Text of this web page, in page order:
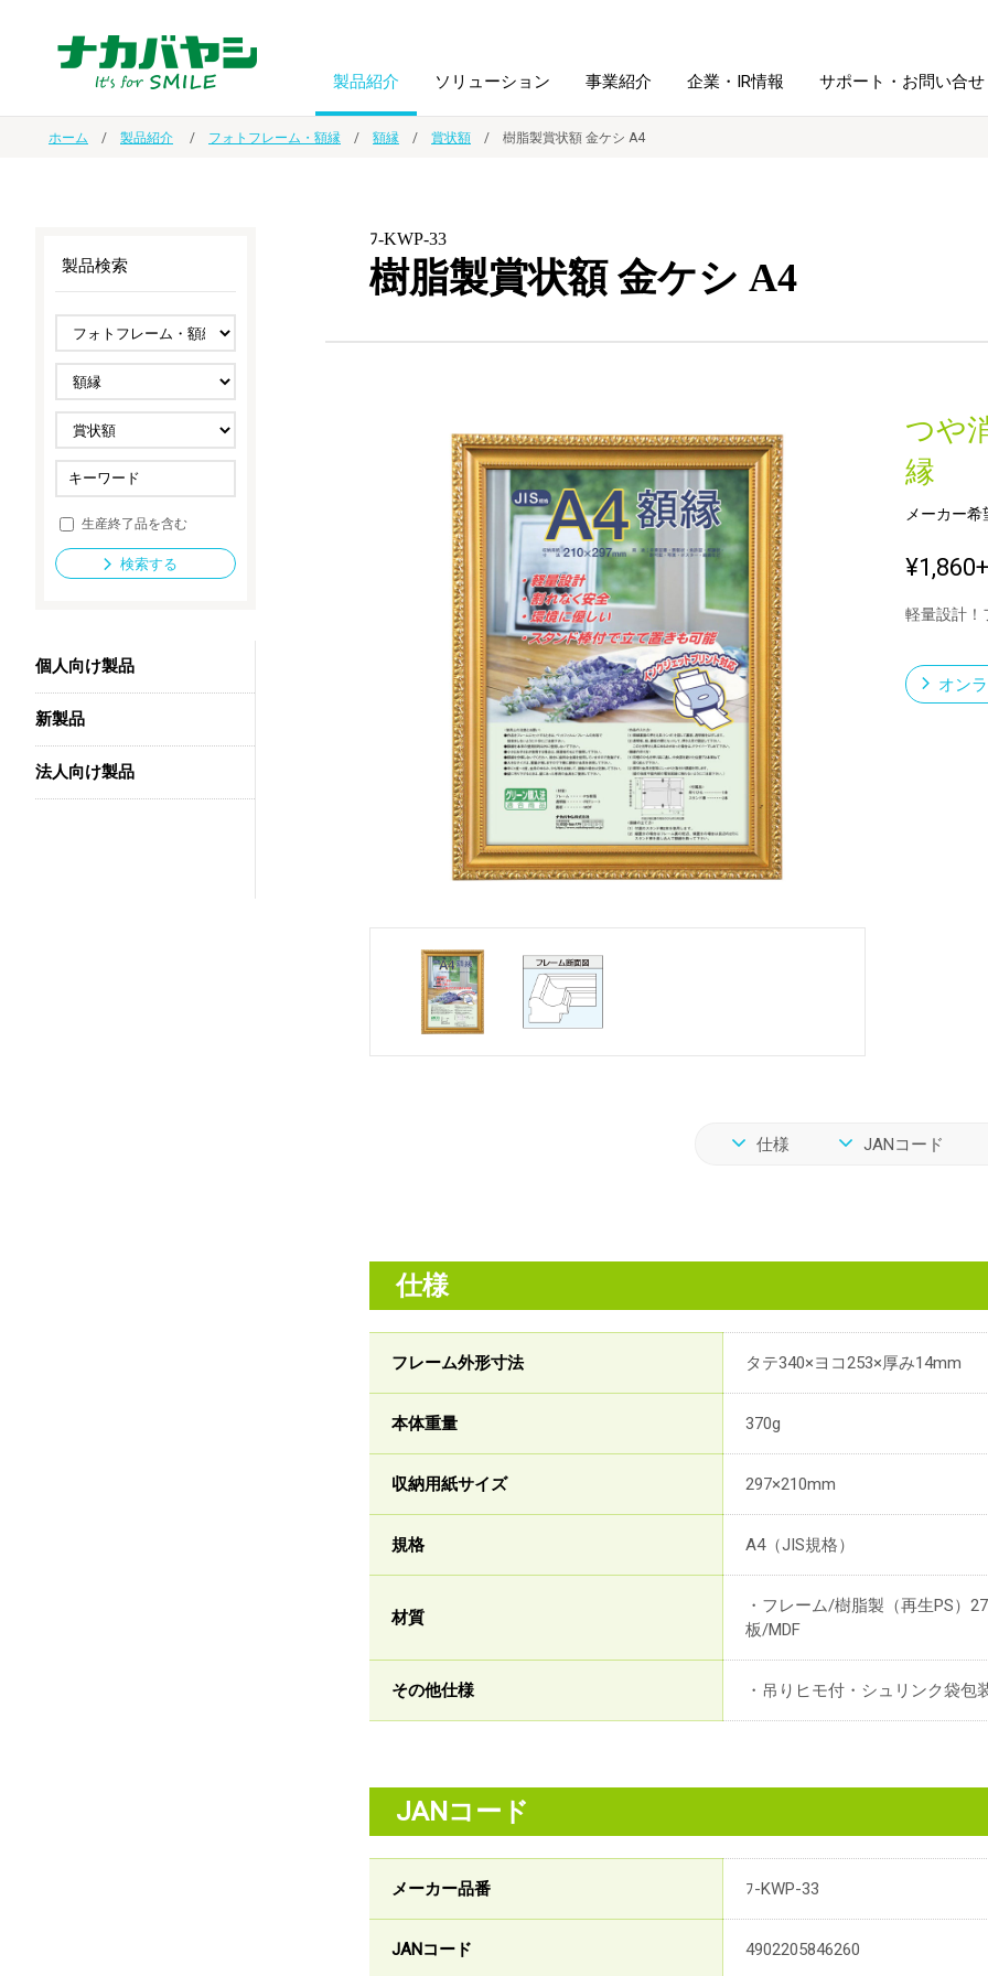
製品紹介
ノート・紙製品
ファイル・
ホルダー用品
スマートフォン・
タブレット関連
セキュリティ用品
シルバー デジタル文具
法人向け製品 新製品一覧
ソリューション
オーダー手帳・ノベルティ制作 学校ソリューション
ドキュメントスキャニングサービス
導入事例
事業紹介 企業・IR情報
IR情報 沿革
サステナビリティ
サポート・お問い合せ
ホーム 製品紹介 フォトフレーム・額縁 額縁 賞状額 樹脂製賞状額 金ケシ A4
ﾌ-KWP-33
樹脂製賞状額 金ケシ A4
つや
縁
メーカー
¥1,860
軽量設計！
オン
仕様 JANコード
仕様
フレーム外形寸法 タテ340×ヨコ253×厚み14mm
本体重量 370g
収納用紙サイズ 297×210mm
規格 A4（JIS規格）
材質
・フレーム/樹脂製（再生PS）
板/MDF
その他仕様 ・吊りヒモ付・シュリンク袋包
JANコード
メーカー品番 ﾌ-KWP-33
JANコード 4902205846260
製品検索
生産終了品を含む
検索する
個人向け製品
新製品
法人向け製品